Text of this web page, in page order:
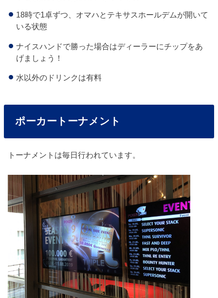
18時で1卓ずつ、オマハとテキサスホールデムが開いて
いる状態
ナイスハンドで勝った場合はディーラーにチップをあ
げましょう！
水以外のドリンクは有料
ポーカートーナメント
トーナメントは毎日行われています。